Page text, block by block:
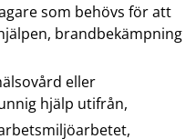
som behövs för att
brandbekämpning
eller
hjälp utifrån,